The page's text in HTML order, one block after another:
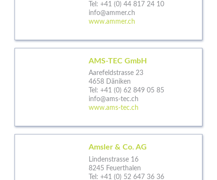
Tel: +41 (0) 44 817 24 10
info@ammer.ch
www.ammer.ch
AMS-TEC GmbH
Aarefeldstrasse 23
4658 Däniken
Tel: +41 (0) 62 849 05 85
info@ams-tec.ch
www.ams-tec.ch
Amsler & Co. AG
Lindenstrasse 16
8245 Feuerthalen
Tel: +41 (0) 52 647 36 36